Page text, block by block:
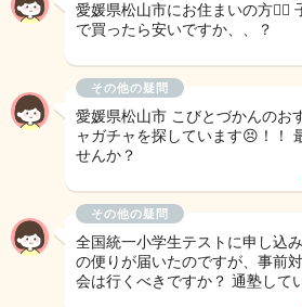
愛媛県松山市にお住まいの方🙋‍♀️
で買ったら安いですか、、？
その他の疑問
愛媛県松山市 こびとづかんのお
ャガチャを探しています😣！！
せんか？
その他の疑問
全国統一小学生テストに申し込
の便りが届いたのですが、事前
会は行くべきですか？ 通塾して